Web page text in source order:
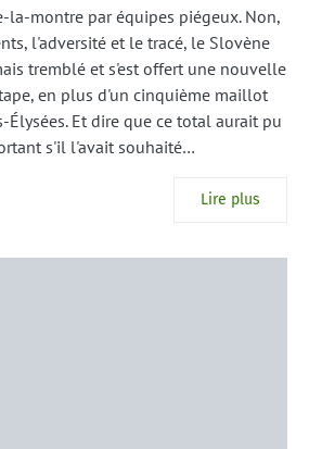
la-montre par équipes piégeux. Non,
l'adversité et le tracé, le Slovène
tremblé et s'est offert une nouvelle
en plus d'un cinquième maillot
Élysées. Et dire que ce total aurait pu
s'il l'avait souhaité…
Lire plus